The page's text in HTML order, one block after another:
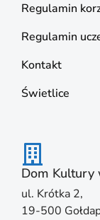
Regulamin
Regulamin
Kontakt
Świetlice
Dom Kultury
ul. Krótka 2,
19-500